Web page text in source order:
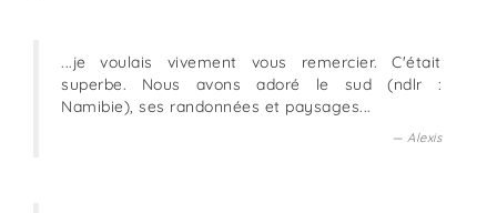
...je voulais vivement vous remercier. C'était
superbe. Nous avons adoré le sud (ndlr :
Namibie), ses randonnées et paysages...
Alexis